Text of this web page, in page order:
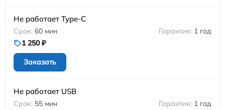
Не работает Type-C
60 мин
1 год
1 250 ₽
Заказать
Не работает USB
55 мин
1 год